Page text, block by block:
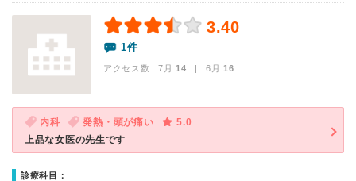
3.40
1件
アクセス数 7月:14 | 6月:16
内科 発熱・頭が痛い
5.0
上品な女医の先生です
診療科目：